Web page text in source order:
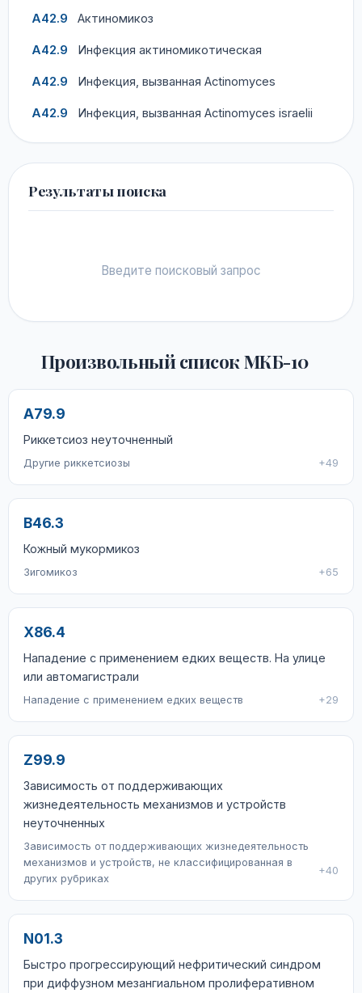
A42.9 Актиномикоз
A42.9 Инфекция актиномикотическая
A42.9 Инфекция, вызванная Actinomyces
A42.9 Инфекция, вызванная Actinomyces israelii
Результаты поиска
Введите поисковый запрос
Произвольный список МКБ-10
A79.9
Риккетсиоз неуточненный
Другие риккетсиозы +49
B46.3
Кожный мукормикоз
Зигомикоз +65
X86.4
Нападение с применением едких веществ. На улице
или автомагистрали
Нападение с применением едких веществ +29
Z99.9
Зависимость от поддерживающих
жизнедеятельность механизмов и устройств
неуточненных
Зависимость от поддерживающих жизнедеятельность
механизмов и устройств, не классифицированная в
других рубриках
+40
N01.3
Быстро прогрессирующий нефритический синдром
при диффузном мезангиальном пролиферативном